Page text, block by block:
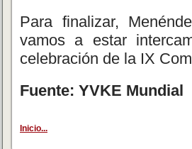
Para finalizar,
vamos a estar
celebración de la IX
Fuente: YVKE Mundial
Inicio...